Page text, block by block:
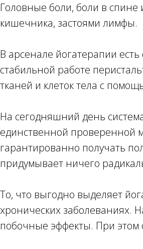
Головные боли, боли в спине
кишечника, застоями лимфы.
В арсенале йогатерапии
стабильной работе
тканей и клеток тела с
На сегодняшний день
единственной проверенной
гарантированно получать
придумывает ничего
То, что выгодно выделяет
хронических заболеваниях.
побочные эффекты. При этом